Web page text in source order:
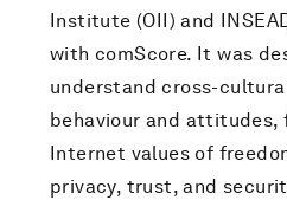
Institute (OII) and
with comScore. It was
understand cross-
behaviour and attitudes,
Internet values of
privacy, trust, and